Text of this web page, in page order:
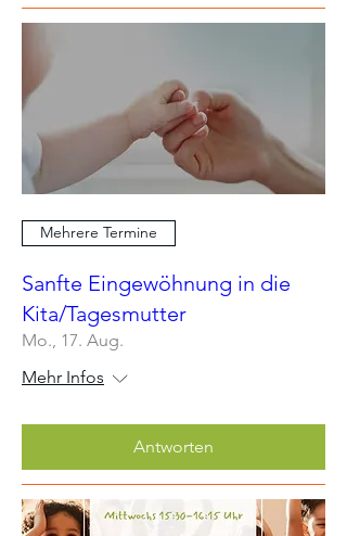
Mehrere Termine
Sanfte Eingewöhnung in die
Kita/Tagesmutter
Mo., 17. Aug.
Mehr Infos
Antworten